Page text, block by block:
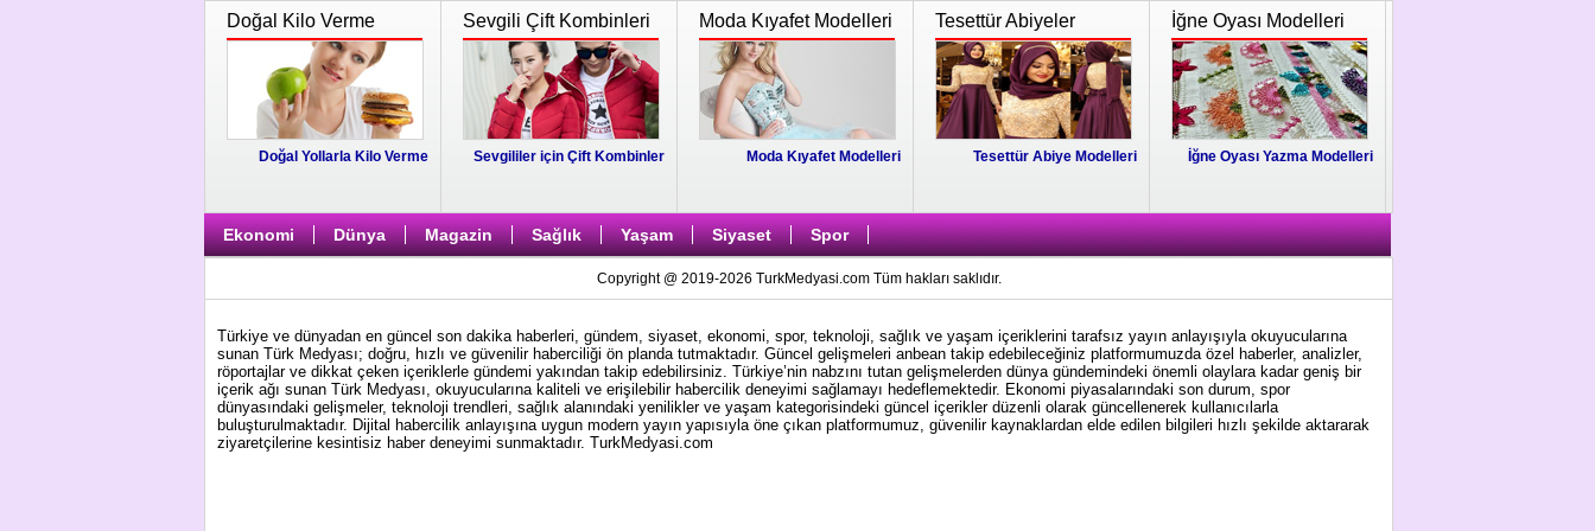
Doğal Kilo Verme
Doğal Yollarla Kilo Verme
Sevgili Çift Kombinleri
Sevgililer için Çift Kombinler
Moda Kıyafet Modelleri
Moda Kıyafet Modelleri
Tesettür Abiyeler
Tesettür Abiye Modelleri
İğne Oyası Modelleri
İğne Oyası Yazma Modelleri
Ekonomi Dünya Magazin Sağlık Yaşam Siyaset Spor
Copyright @ 2019-2026 TurkMedyasi.com Tüm hakları saklıdır.
Türkiye ve dünyadan en güncel son dakika haberleri, gündem, siyaset, ekonomi, spor, teknoloji, sağlık ve yaşam içeriklerini tarafsız yayın anlayışıyla okuyucularına
sunan Türk Medyası; doğru, hızlı ve güvenilir haberciliği ön planda tutmaktadır. Güncel gelişmeleri anbean takip edebileceğiniz platformumuzda özel haberler, analizler,
röportajlar ve dikkat çeken içeriklerle gündemi yakından takip edebilirsiniz. Türkiye’nin nabzını tutan gelişmelerden dünya gündemindeki önemli olaylara kadar geniş bir
içerik ağı sunan Türk Medyası, okuyucularına kaliteli ve erişilebilir habercilik deneyimi sağlamayı hedeflemektedir. Ekonomi piyasalarındaki son durum, spor
dünyasındaki gelişmeler, teknoloji trendleri, sağlık alanındaki yenilikler ve yaşam kategorisindeki güncel içerikler düzenli olarak güncellenerek kullanıcılarla
buluşturulmaktadır. Dijital habercilik anlayışına uygun modern yayın yapısıyla öne çıkan platformumuz, güvenilir kaynaklardan elde edilen bilgileri hızlı şekilde aktararak
ziyaretçilerine kesintisiz haber deneyimi sunmaktadır. TurkMedyasi.com